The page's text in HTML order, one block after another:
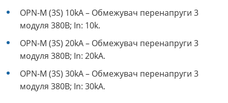
OPN-M (3S) 10kA – Обмежувач перенапруги 3
модуля 380В; In: 10k.
OPN-M (3S) 20kA – Обмежувач перенапруги 3
модуля 380В; In: 20kA.
OPN-M (3S) 30kA – Обмежувач перенапруги 3
модуля 380В; In: 30kA.